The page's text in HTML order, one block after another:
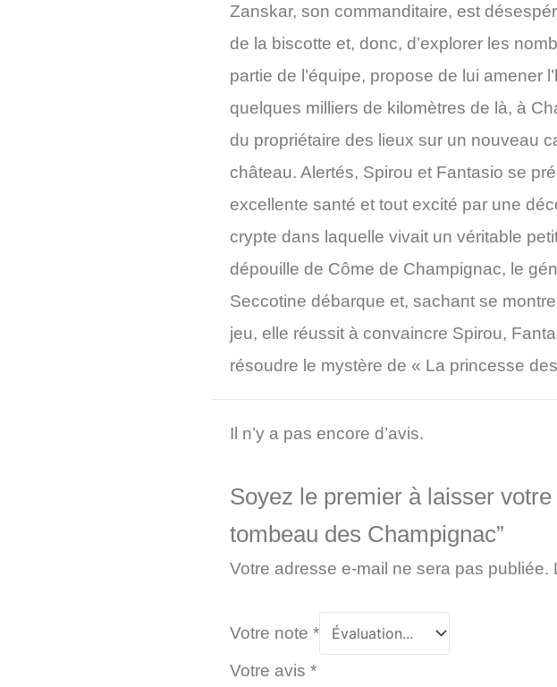
Zanskar, son commanditaire, est
de la biscotte et, donc, d’explorer les
partie de l’équipe, propose de lui amener
quelques milliers de kilomètres de là, à
du propriétaire des lieux sur un nouveau
château. Alertés, Spirou et Fantasio se
excellente santé et tout excité par une
crypte dans laquelle vivait un véritable
dépouille de Côme de Champignac, le
Seccotine débarque et, sachant se
jeu, elle réussit à convaincre Spirou,
résoudre le mystère de « La princesse
Il n’y a pas encore d’avis.
Soyez le premier à laisser
tombeau des Champignac”
Votre adresse e-mail ne sera pas publiée.
Votre note *
Votre avis *